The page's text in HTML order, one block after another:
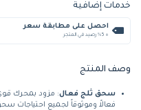
خدمات إضافية
احصل على مطابقة سعر
+ %5 رصيد في المتجر
وصف المنتج
سحق ثلج فعال
فعالاً وموثوقاً لجميع احتياجات